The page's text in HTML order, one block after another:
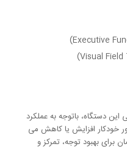
این دستگاه، باتوجه به عملکرد
خودکار افزایش یا کاهش می
برای بهبود توجه، تمرکز و